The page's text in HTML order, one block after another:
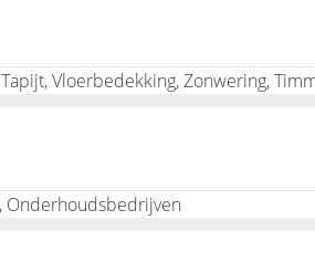
Onderhoudsbedrijven